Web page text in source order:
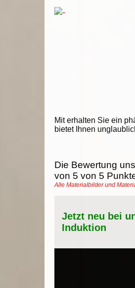
Mit erhalten Sie ein
bietet Ihnen
Die Bewertung
von 5 von 5
Alle Materialbilder und
Jetzt neu bei
Induktion